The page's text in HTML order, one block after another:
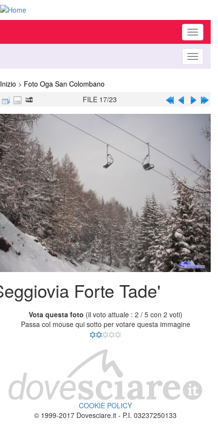
Toggle
Toggle
Inizio > Foto Oga San Colombano
FILE 17/23
Forte Tade'
Vota questa foto (il voto attuale : 2 / 5 con 2 voti)
Passa col mouse qui sotto per votare questa immagine
COOKIE POLICY
© 1999-2017 Dovesciare.it - P.I. 03237250133